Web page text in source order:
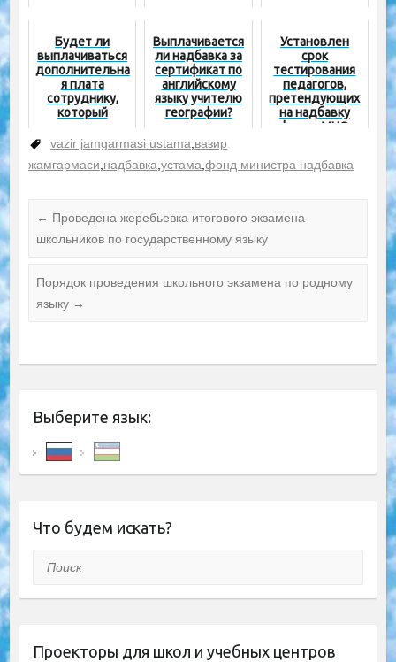
Будет ли
выплачиваться
дополнительна
я плата
сотруднику,
который
временные
обязанности
коллеги?
Выплачивается
ли надбавка за
сертификат по
английскому
языку учителю
географии?
Установлен
срок
тестирования
педагогов,
претендующих
на надбавку
фонда МНО
vazir jamgarmasi ustama,вазир
жамғармаси,надбавка,устама,фонд министра надбавка
← Проведена жеребьевка итогового экзамена
школьников по государственному языку
Порядок проведения школьного экзамена по родному
языку →
Выберите язык:
Что будем искать?
Поиск
Проекторы для школ и учебных центров